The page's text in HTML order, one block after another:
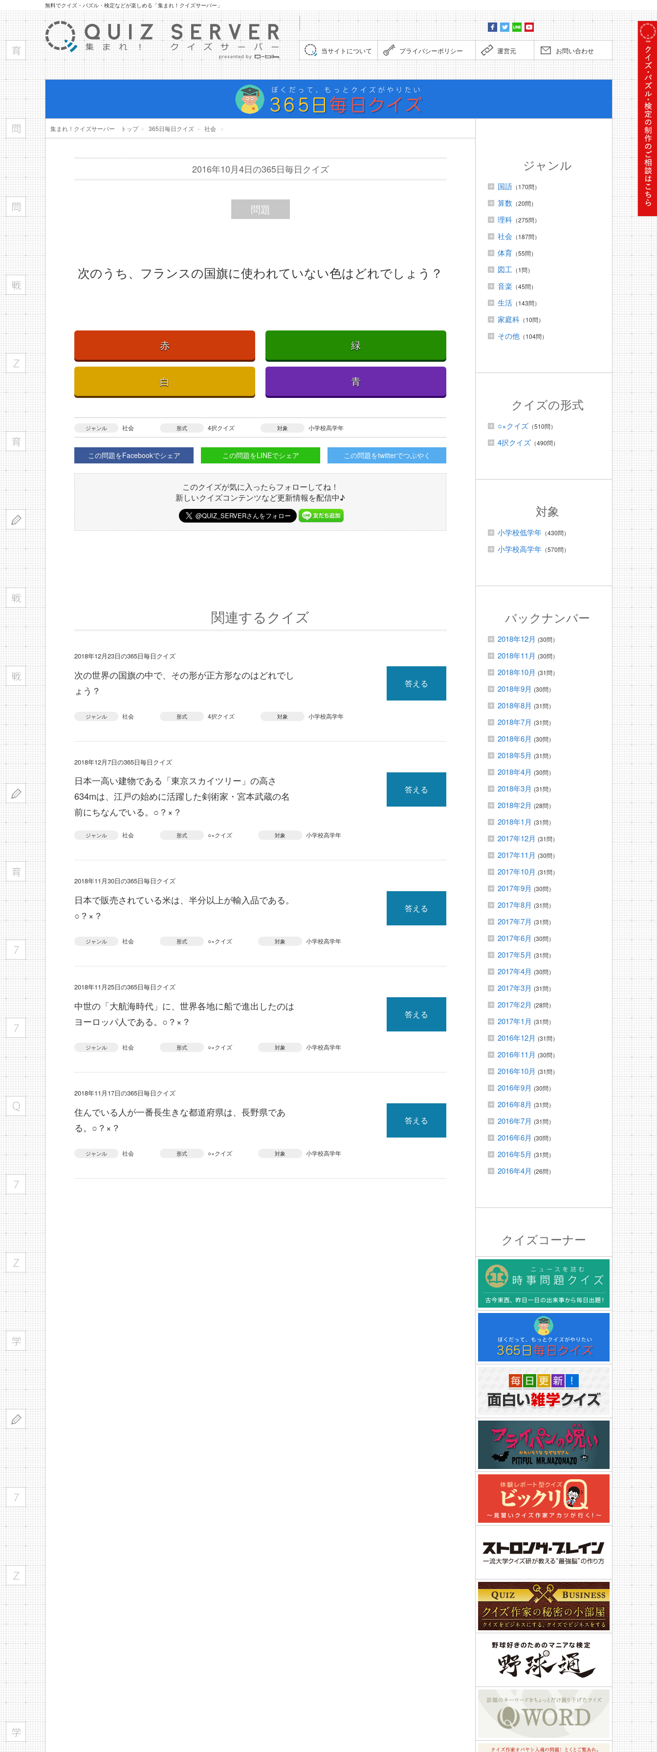
無料でクイズ・パズル・検定などが楽しめる「集まれ！クイズサーバー」
当サイトについて プライバシーポリシー 運営元 お問い合わせ
ぼくだ
集まれ！クイズサーバー トップ＞ 365日毎日クイズ ＞ 社会 ＞
2016年10月4日の365日毎日クイズ
問題
次のうち、フランスの国旗に使われていない色はどれでしょう？
赤 緑
白 青
ジャンル 社会 形式 4択クイズ 対象 小学校高学年
この問題をFacebookでシェア この問題をLINEでシェア この問題をtwitterでつぶやく
このクイズが気に入ったらフォローしてね！
新しいクイズコンテンツなど更新情報を配信中♪
関連するクイズ
2018年12月23日の365日毎日クイズ
次の世界の国旗の中で、その形が正方形なのはどれでし
ょう？
答える
ジャンル 社会 形式 4択クイズ 対象 小学校高学年
2018年12月7日の365日毎日クイズ
日本一高い建物である「東京スカイツリー」の高さ
634mは、江戸の始めに活躍した剣術家・宮本武蔵の名
前にちなんでいる。○？×？
答える
ジャンル 社会 形式 ○×クイズ 対象 小学校高学年
2018年11月30日の365日毎日クイズ
日本で販売されている米は、半分以上が輸入品である。
○？×？
答える
ジャンル 社会 形式 ○×クイズ 対象 小学校高学年
2018年11月25日の365日毎日クイズ
中世の「大航海時代」に、世界各地に船で進出したのは
ヨーロッパ人である。○？×？
答える
ジャンル 社会 形式 ○×クイズ 対象 小学校高学年
2018年11月17日の365日毎日クイズ
住んでいる人が一番長生きな都道府県は、長野県であ
る。○？×？
答える
ジャンル 社会 形式 ○×クイズ 対象 小学校高学年
ジャンル
国語 （170問）
算数 （20問）
理科 （275問）
社会 （187問）
体育 （55問）
図工 （1問）
音楽 （45問）
生活 （143問）
家庭科 （10問）
その他 （104問）
クイズの形式
○×クイズ （510問）
4択クイズ （490問）
対象
小学校低学年 （430問）
小学校高学年 （570問）
バックナンバー
2018年12月 (30問）
2018年11月 (30問）
2018年10月 (31問）
2018年9月 (30問）
2018年8月 (31問）
2018年7月 (31問）
2018年6月 (30問）
2018年5月 (31問）
2018年4月 (30問）
2018年3月 (31問）
2018年2月 (28問）
2018年1月 (31問）
2017年12月 (31問）
2017年11月 (30問）
2017年10月 (31問）
2017年9月 (30問）
2017年8月 (31問）
2017年7月 (31問）
2017年6月 (30問）
2017年5月 (31問）
2017年4月 (30問）
2017年3月 (31問）
2017年2月 (28問）
2017年1月 (31問）
2016年12月 (31問）
2016年11月 (30問）
2016年10月 (31問）
2016年9月 (30問）
2016年8月 (31問）
2016年7月 (31問）
2016年6月 (30問）
2016年5月 (31問）
2016年4月 (26問）
クイズコーナー